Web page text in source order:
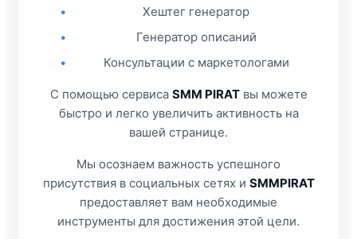
•
Хештег генератор
•
Генератор описаний
•
Консультации с маркетологами
С помощью сервиса SMM PIRATвы можете
быстро и легко увеличить активность на
вашей странице.
Мы осознаем важность успешного
присутствия в социальных сетях и SMMPIRAT
предоставляет вам необходимые
инструменты для достижения этой цели.